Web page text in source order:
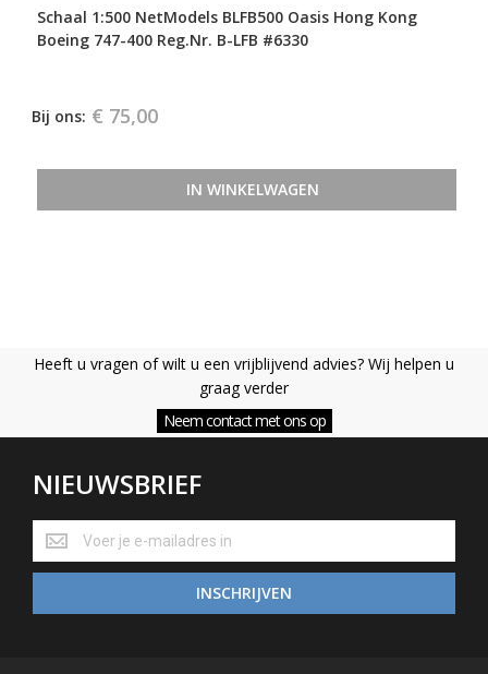
Schaal 1:500 NetModels BLFB500 Oasis Hong Kong
Boeing 747-400 Reg.Nr. B-LFB #6330
Bij ons: € 75,00
IN WINKELWAGEN
Heeft u vragen of wilt u een vrijblijvend advies? Wij helpen u
graag verder
Neem contact met ons op
NIEUWSBRIEF
NIEUWSBRIEF
INSCHRIJVEN